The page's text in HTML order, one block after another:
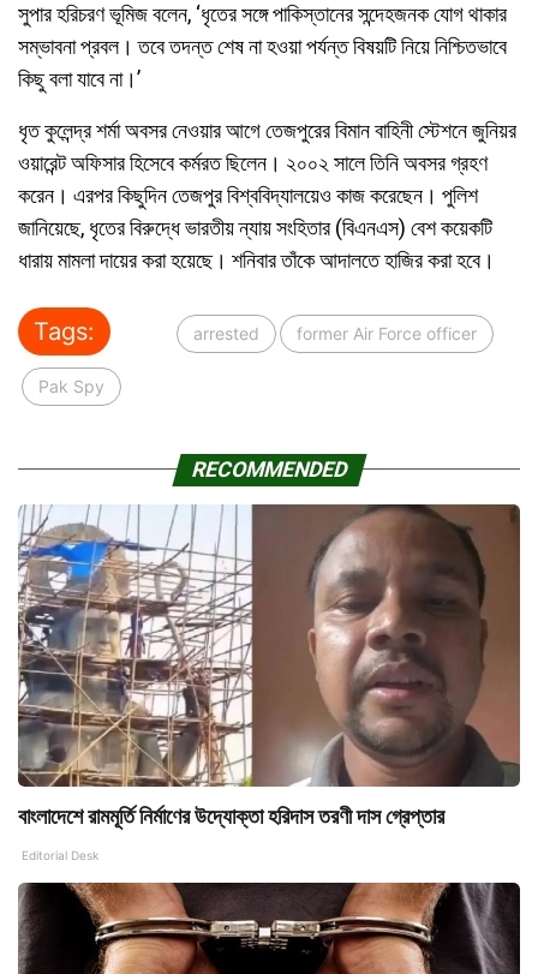
সুপার হরিচরণ ভূমিজ বলেন, ‘ধৃতের সঙ্গে পাকিস্তানের সন্দেহজনক যোগ থাকার
সম্ভাবনা প্রবল। তবে তদন্ত শেষ না হওয়া পর্যন্ত বিষয়টি নিয়ে নিশ্চিতভাবে
কিছু বলা যাবে না।’
ধৃত কুলেন্দ্র শর্মা অবসর নেওয়ার আগে তেজপুরের বিমান বাহিনী স্টেশনে জুনিয়র
ওয়ারেন্ট অফিসার হিসেবে কর্মরত ছিলেন। ২০০২ সালে তিনি অবসর গ্রহণ
করেন। এরপর কিছুদিন তেজপুর বিশ্ববিদ্যালয়েও কাজ করেছেন। পুলিশ
জানিয়েছে, ধৃতের বিরুদ্ধে ভারতীয় ন্যায় সংহিতার (বিএনএস) বেশ কয়েকটি
ধারায় মামলা দায়ের করা হয়েছে। শনিবার তাঁকে আদালতে হাজির করা হবে।
Tags: arrested former Air Force officer
Pak Spy
RECOMMENDED
বাংলাদেশে রামমূর্তি নির্মাণের উদ্যোক্তা হরিদাস তরণী দাস গ্রেপ্তার
Editorial Desk